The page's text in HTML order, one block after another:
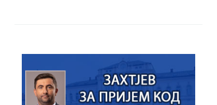
7. августа
Обавјештење за предузетника - Вера